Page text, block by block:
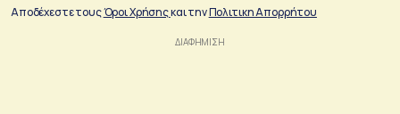
Αποδέχεστε τουςΌροι Χρήσηςκαι τηνΠολιτικη Απορρήτου